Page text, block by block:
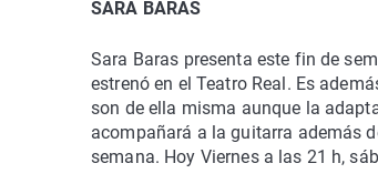
SARA BARAS
Sara Baras presenta este fin de
estrenó en el Teatro Real. Es
son de ella misma aunque la
acompañará a la guitarra además
semana. Hoy Viernes a las 21 h,